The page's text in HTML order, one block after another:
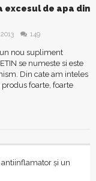
excesul de apa din
149
nou supliment
se numeste si este
Din cate am inteles
foarte, foarte
și un